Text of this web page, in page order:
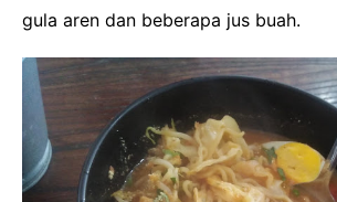
gula aren dan beberapa jus buah.